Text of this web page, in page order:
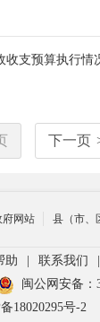
收支预算执行情
下一页
府网站 县（市、
助 联系我们
闽公网安备：
18020295号-2